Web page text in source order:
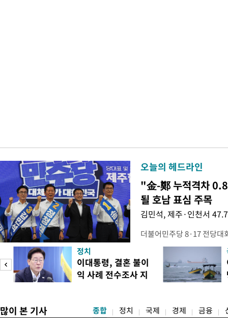
오늘의 헤드라인
"金-鄭 누적격차
될 호남 표심 주목
김민석, 제주·인천서
더불어민주당 8·17 전당대
보가 8일 제주·인천 지역
다. 앞서 정청래 후보 우세
·울산·경남 경선에서 1승
제주·인천 경선에서 이기
정치
이대통령, 결혼 불이
익 사례 전수조사 지
많이 본 기사 종합 정치 국제 경제 금융